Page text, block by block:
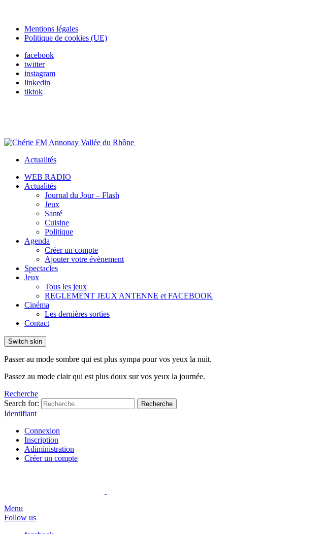
Mentions légales
Politique de cookies (UE)
facebook
twitter
instagram
linkedin
tiktok
Actualités
WEB RADIO
Actualités
Journal du Jour – Flash
Jeux
Santé
Cuisine
Politique
Agenda
Créer un compte
Ajouter votre évènement
Spectacles
Jeux
Tous les jeux
REGLEMENT JEUX ANTENNE et FACEBOOK
Cinéma
Les dernières sorties
Contact
Switch skin
Passer au mode sombre qui est plus sympa pour vos yeux la nuit.
Passez au mode clair qui est plus doux sur vos yeux la journée.
Recherche
Search for:
Recherche
Identifiant
Connexion
Inscription
Adiministration
Créer un compte
Menu
Follow us